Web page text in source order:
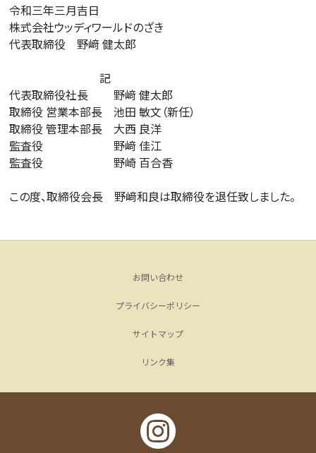
令和三年三月吉日
株式会社ウッディワールドのざき
代表取締役 野﨑 健太郎
記
代表取締役社長 野﨑 健太郎
取締役 営業本部長 池田 敏文（新任）
取締役 管理本部長 大西 良洋
監査役 野﨑 佳江
監査役 野崎 百合香
この度、取締役会長 野﨑和良は取締役を退任致しました。
お問い合わせ
プライバシーポリシー
サイトマップ
リンク集